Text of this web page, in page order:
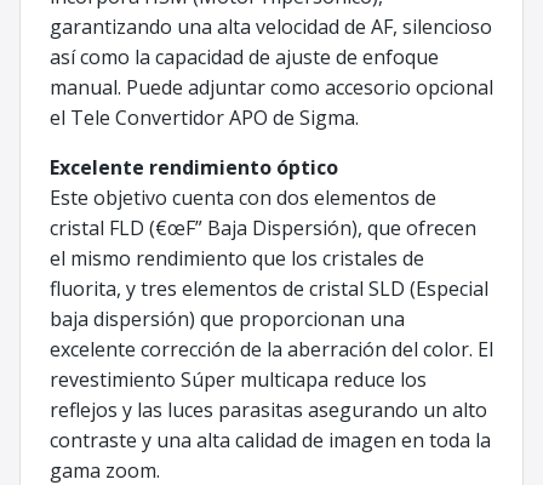
garantizando una alta velocidad de AF, silencioso
así como la capacidad de ajuste de enfoque
manual. Puede adjuntar como accesorio opcional
el Tele Convertidor APO de Sigma.
Excelente rendimiento óptico
Este objetivo cuenta con dos elementos de
cristal FLD (€œF” Baja Dispersión), que ofrecen
el mismo rendimiento que los cristales de
fluorita, y tres elementos de cristal SLD (Especial
baja dispersión) que proporcionan una
excelente corrección de la aberración del color. El
revestimiento Súper multicapa reduce los
reflejos y las luces parasitas asegurando un alto
contraste y una alta calidad de imagen en toda la
gama zoom.